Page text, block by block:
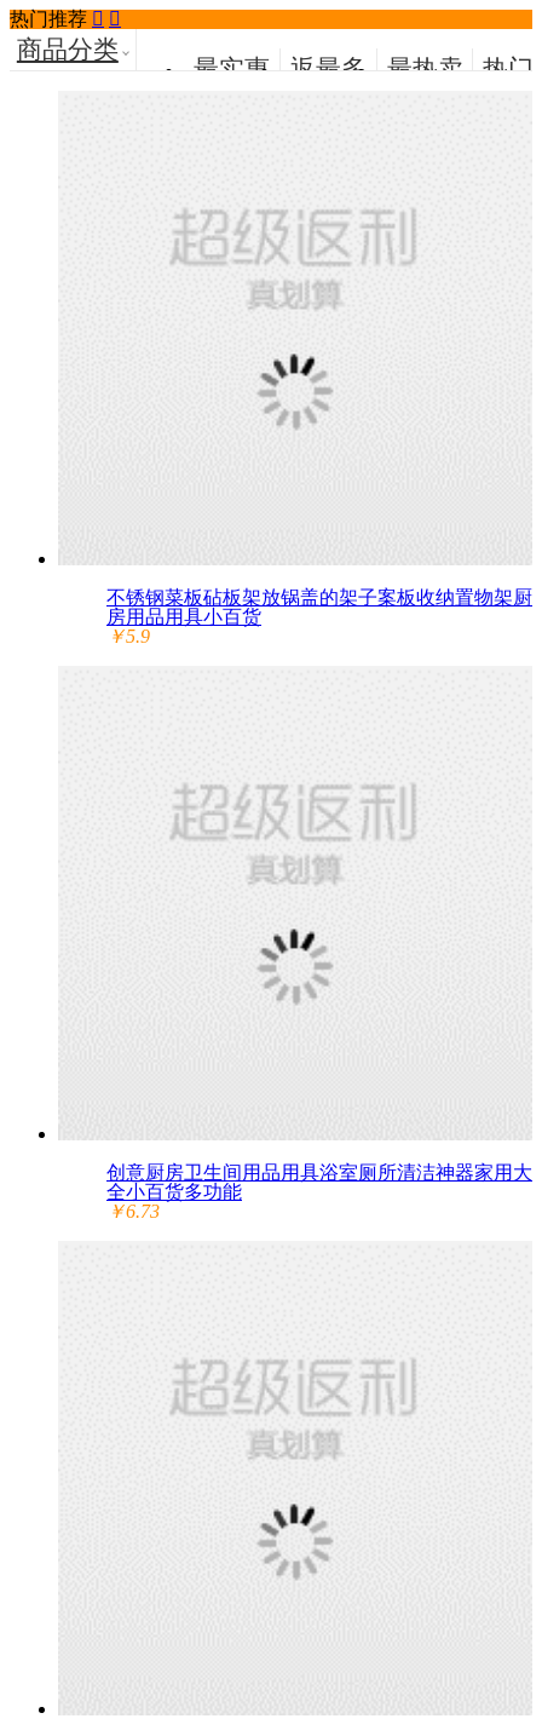
热门推荐  
商品分类
最实惠 返最多 最热卖
热门
不锈钢菜板砧板架放锅盖的架子案板收纳置物架厨
房用品用具小百货
￥5.9
创意厨房卫生间用品用具浴室厕所清洁神器家用大
全小百货多功能
￥6.73